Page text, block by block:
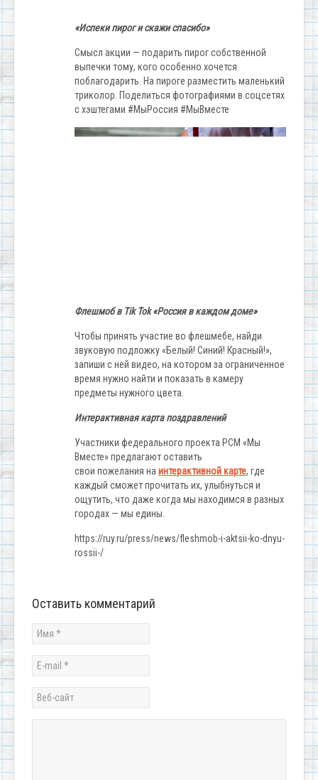
«Испеки пирог и скажи спасибо»
Смысл акции — подарить пирог собственной
выпечки тому, кого особенно хочется
поблагодарить. На пироге разместить маленький
триколор. Поделиться фотографиями в соцсетях
с хэштегами #МыРоссия #МыВместе
Флешмоб в Tik Tok «Россия в каждом доме»
Чтобы принять участие во флешмебе, найди
звуковую подложку «Белый! Синий! Красный!»,
запиши с ней видео, на котором за ограниченное
время нужно найти и показать в камеру
предметы нужного цвета.
Интерактивная карта поздравлений
Участники федерального проекта РСМ «Мы
Вместе» предлагают оставить
свои пожелания на интерактивной карте, где
каждый сможет прочитать их, улыбнуться и
ощутить, что даже когда мы находимся в разных
городах — мы едины.
https://ruy.ru/press/news/fleshmob-i-aktsii-ko-dnyu-
rossii-/
Оставить комментарий